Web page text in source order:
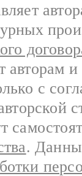
авторам
с
.